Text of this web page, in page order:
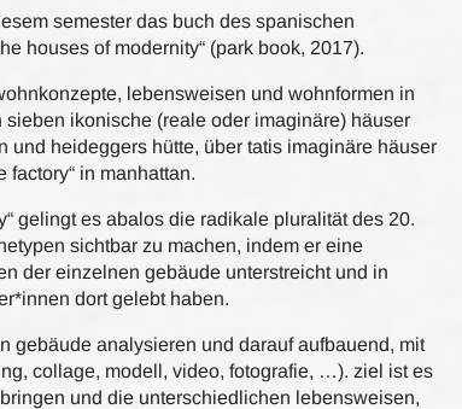
semester das buch des spanischen
houses of modernity“ (park book, 2017).
lebensweisen und wohnformen in
ikonische (reale oder imaginäre) häuser
und heideggers hütte, über tatis imaginäre häuser
factory“ in manhattan.
gelingt es abalos die radikale pluralität des 20.
sichtbar zu machen, indem er eine
der einzelnen gebäude unterstreicht und in
dort gelebt haben.
gebäude analysieren und darauf aufbauend, mit
collage, modell, video, fotografie, …). ziel ist es
und die unterschiedlichen lebensweisen,